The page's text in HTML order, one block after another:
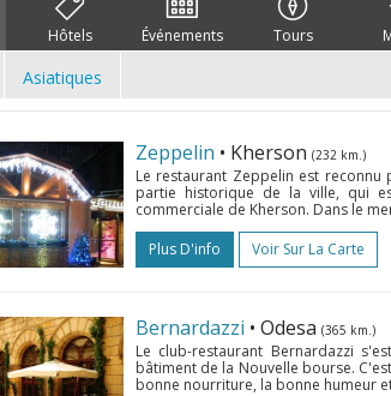
Hôtels Événements Tours
Asiatiques
Zeppelin • Kherson (232 km.)
Le restaurant Zeppelin est
partie historique de la ville, qui
commerciale de Kherson. Dans le
Plus D'info
Voir Sur La Carte
Bernardazzi • Odesa (365 km.)
Le club-restaurant Bernardazzi
bâtiment de la Nouvelle bourse.
bonne nourriture, la bonne humeur